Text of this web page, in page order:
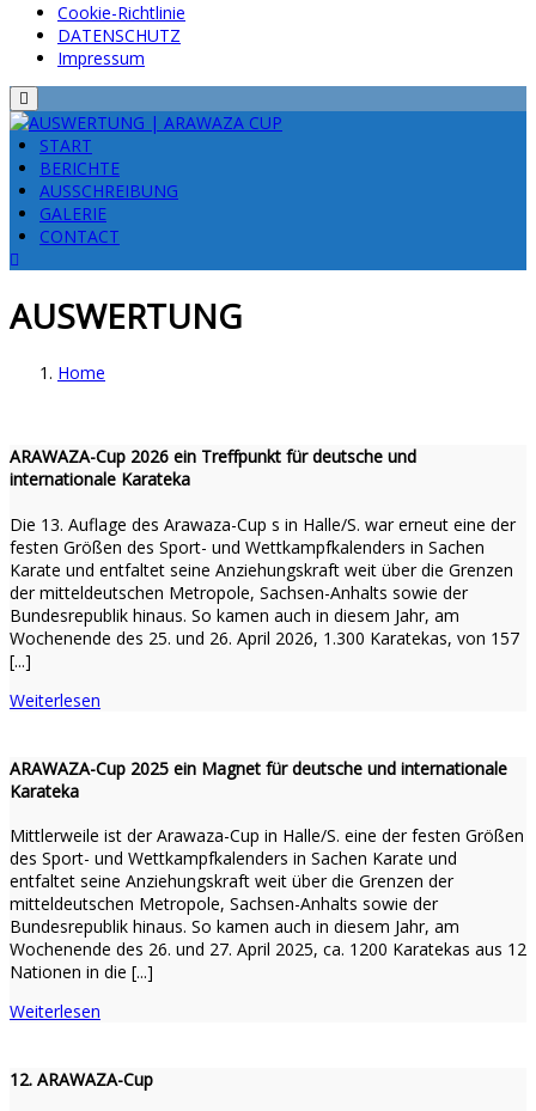
Cookie-Richtlinie
DATENSCHUTZ
Impressum
Menu
START
BERICHTE
AUSSCHREIBUNG
GALERIE
CONTACT
AUSWERTUNG
Home
ARAWAZA-Cup 2026 ein Treffpunkt für deutsche und
internationale Karateka
Die 13. Auflage des Arawaza-Cup s in Halle/S. war erneut eine der
festen Größen des Sport- und Wettkampfkalenders in Sachen
Karate und entfaltet seine Anziehungskraft weit über die Grenzen
der mitteldeutschen Metropole, Sachsen-Anhalts sowie der
Bundesrepublik hinaus. So kamen auch in diesem Jahr, am
Wochenende des 25. und 26. April 2026, 1.300 Karatekas, von 157
[...]
Weiterlesen
ARAWAZA-Cup 2025 ein Magnet für deutsche und internationale
Karateka
Mittlerweile ist der Arawaza-Cup in Halle/S. eine der festen Größen
des Sport- und Wettkampfkalenders in Sachen Karate und
entfaltet seine Anziehungskraft weit über die Grenzen der
mitteldeutschen Metropole, Sachsen-Anhalts sowie der
Bundesrepublik hinaus. So kamen auch in diesem Jahr, am
Wochenende des 26. und 27. April 2025, ca. 1200 Karatekas aus 12
Nationen in die [...]
Weiterlesen
12. ARAWAZA-Cup